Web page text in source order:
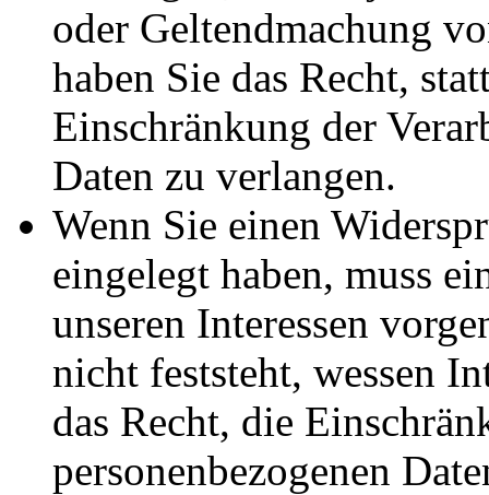
oder Geltendmachung
haben Sie das Recht,
Einschränkung der
Daten zu verlangen.
Wenn Sie einen
eingelegt haben, muss
unseren Interessen
nicht feststeht, wessen
das Recht, die
personenbezogenen